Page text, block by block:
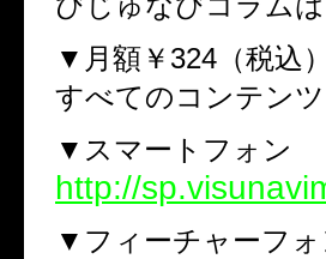
▼月額￥324（税込）
すべてのコンテン
▼スマートフォン
http://
▼フィーチャーフォ